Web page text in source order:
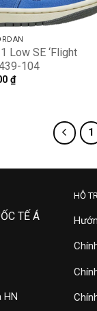
Low SE ‘Flight
104
₫
1
TẾ Á
HN
HỖ